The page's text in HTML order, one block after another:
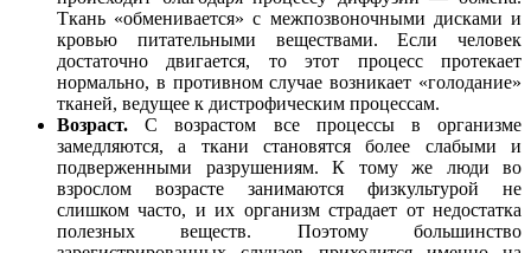
Ткань «обменивается» с межпозвоночными дисками и
кровью питательными веществами. Если человек
достаточно двигается, то этот процесс протекает
нормально, в противном случае возникает «голодание»
тканей, ведущее к дистрофическим процессам.
Возраст. С возрастом все процессы в организме
замедляются, а ткани становятся более слабыми и
подверженными разрушениям. К тому же люди во
взрослом возрасте занимаются физкультурой не
слишком часто, и их организм страдает от недостатка
полезных веществ. Поэтому большинство